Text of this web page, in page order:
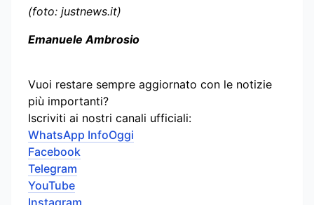
(foto: justnews.it)
Emanuele Ambrosio
Vuoi restare sempre aggiornato con le notizie
più importanti?
Iscriviti ai nostri canali ufficiali:
WhatsApp InfoOggi
Facebook
Telegram
YouTube
Instagram